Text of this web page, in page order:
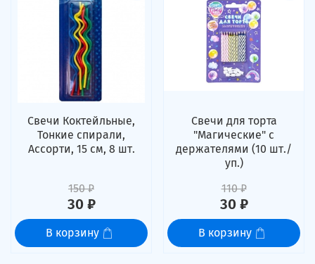
Свечи Коктейльные,
Тонкие спирали,
Ассорти, 15 см, 8 шт.
150 ₽
30 ₽
В корзину
Свечи для торта
"Магические" с
держателями (10 шт./
уп.)
110 ₽
30 ₽
В корзину